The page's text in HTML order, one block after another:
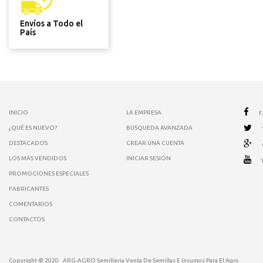
Envíos a Todo el
País
INICIO
¿QUÉ ES NUEVO?
DESTACADOS
LOS MÁS VENDIDOS
PROMOCIONES ESPECIALES
FABRICANTES
COMENTARIOS
CONTACTOS
LA EMPRESA
BUSQUEDA AVANZADA
CREAR UNA CUENTA
INICIAR SESIÓN
Copyright © 2020
ARG-AGRO Semilleria Venta De Semillas E Insumos Para El Agro